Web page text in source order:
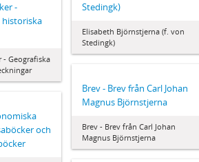
Stedingk)
Elisabeth Björnstjerna (f. von
Stedingk)
-
historiska
- Geografiska
Brev - Brev från Carl Johan
Magnus Björnstjerna
Brev - Brev från Carl Johan
Magnus Björnstjerna
och